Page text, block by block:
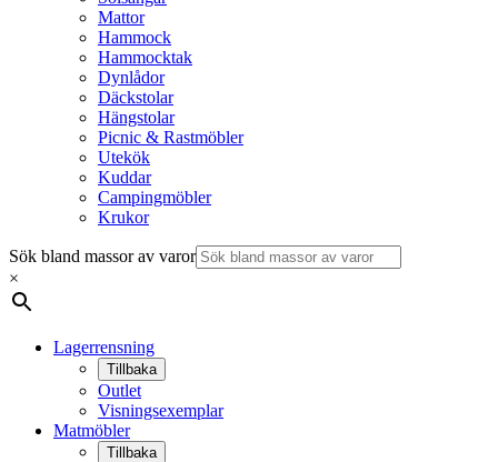
Mattor
Hammock
Hammocktak
Dynlådor
Däckstolar
Hängstolar
Picnic & Rastmöbler
Utekök
Kuddar
Campingmöbler
Krukor
Sök bland massor av varor
×
Lagerrensning
Tillbaka
Outlet
Visningsexemplar
Matmöbler
Tillbaka